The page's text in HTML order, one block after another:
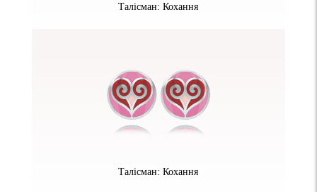
Талісман: Кохання
Талісман: Кохання